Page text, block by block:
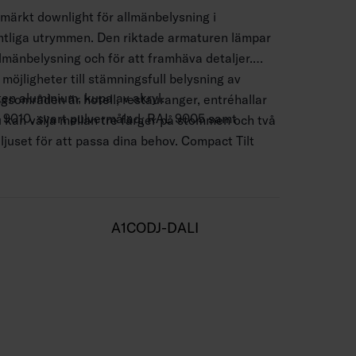
downlight för allmänbelysning i
utrymmen. Den riktade armaturen lämpar
och för att framhäva detaljer.
till stämningsfull belysning av
är hotell, restauranger, entréhallar
kan välja mellan tre färger på stommen och två
för att passa dina behov. Compact Tilt
direkt i isoleringen. 5 W-modellerna
aluminium, kupa av akryl.
svart pulvermålad, RAL 9005 samt
max 3 x 1,5 mm2, Dali-2-modeller 5 x
A1CODJ-DALI